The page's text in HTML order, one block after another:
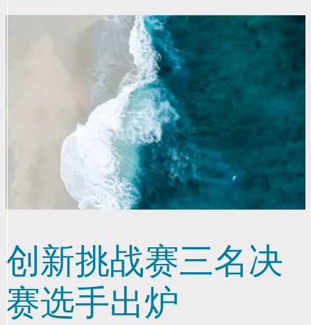
创新挑战赛三名决
赛选手出炉